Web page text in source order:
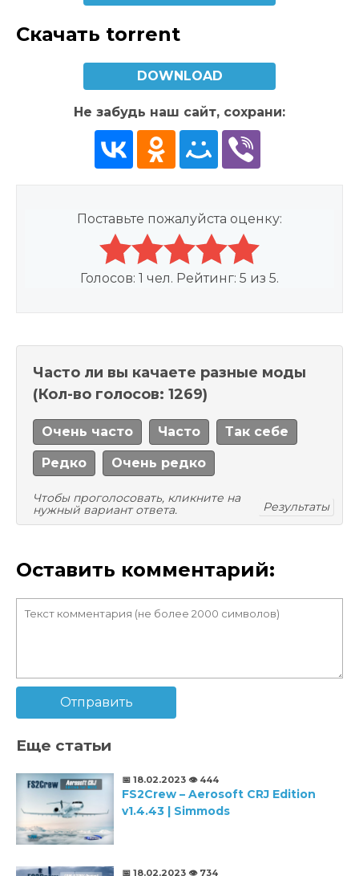
Скачать torrent
DOWNLOAD
Не забудь наш сайт, сохрани:
Поставьте пожалуйста оценку:
Голосов: 1 чел. Рейтинг: 5 из 5.
Часто ли вы качаете разные моды
(Кол-во голосов: 1269)
Очень часто Часто Так себе
Редко Очень редко
Чтобы проголосовать, кликните на
нужный вариант ответа.
Результаты
Оставить комментарий:
Отправить
Еще статьи
📅 18.02.2023 👁️ 444
FS2Crew – Aerosoft CRJ Edition
v1.4.43 | Simmods
📅 18.02.2023 👁️ 734